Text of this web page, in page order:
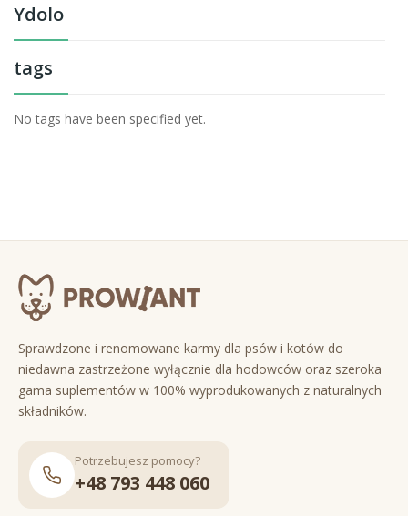
Ydolo
tags
No tags have been specified yet.
Sprawdzone i renomowane karmy dla psów i kotów do
niedawna zastrzeżone wyłącznie dla hodowców oraz szeroka
gama suplementów w 100% wyprodukowanych z naturalnych
składników.
Potrzebujesz pomocy?
+48 793 448 060